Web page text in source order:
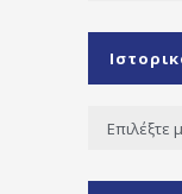
Ιστορικό